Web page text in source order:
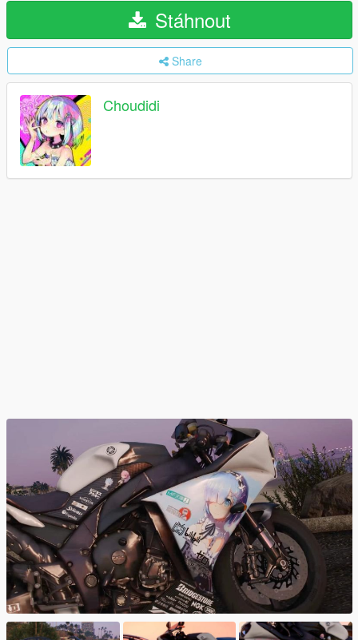
Stáhnout
Share
Choudidi